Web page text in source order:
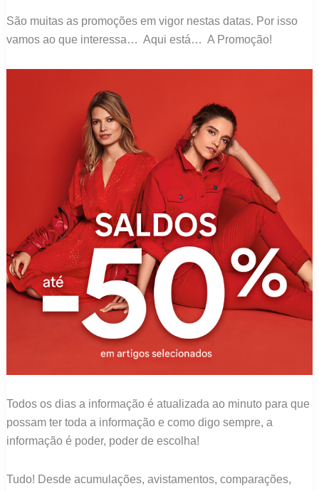
São muitas as promoções em vigor nestas datas. Por isso
vamos ao que interessa… Aqui está… A Promoção!
Todos os dias a informação é atualizada ao minuto para que
possam ter toda a informação e como digo sempre, a
informação é poder, poder de escolha!
Tudo! Desde acumulações, avistamentos, comparações,